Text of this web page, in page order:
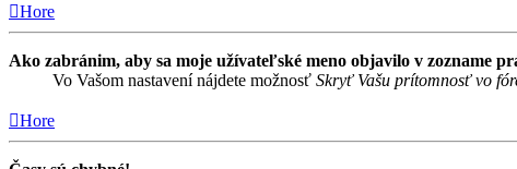
Hore
Ako zabránim, aby sa moje užívateľské meno objavilo v zozname
Vo Vašom nastavení nájdete možnosť Skryť Vašu prítomnosť vo
Hore